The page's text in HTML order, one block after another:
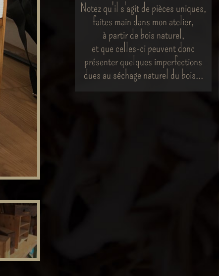
Notez qu'il s'agit de pièces uniques,
faites main dans mon atelier,
à partir de bois naturel,
et que celles-ci peuvent donc
présenter quelques imperfections
dues au séchage naturel du bois...